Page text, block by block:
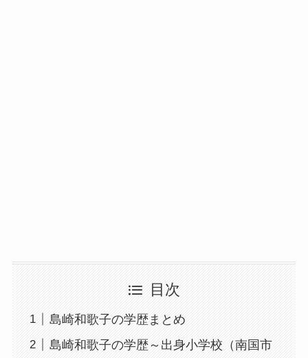
目次
島崎和歌子の学歴まとめ
島崎和歌子の学歴～出身小学校（南国市